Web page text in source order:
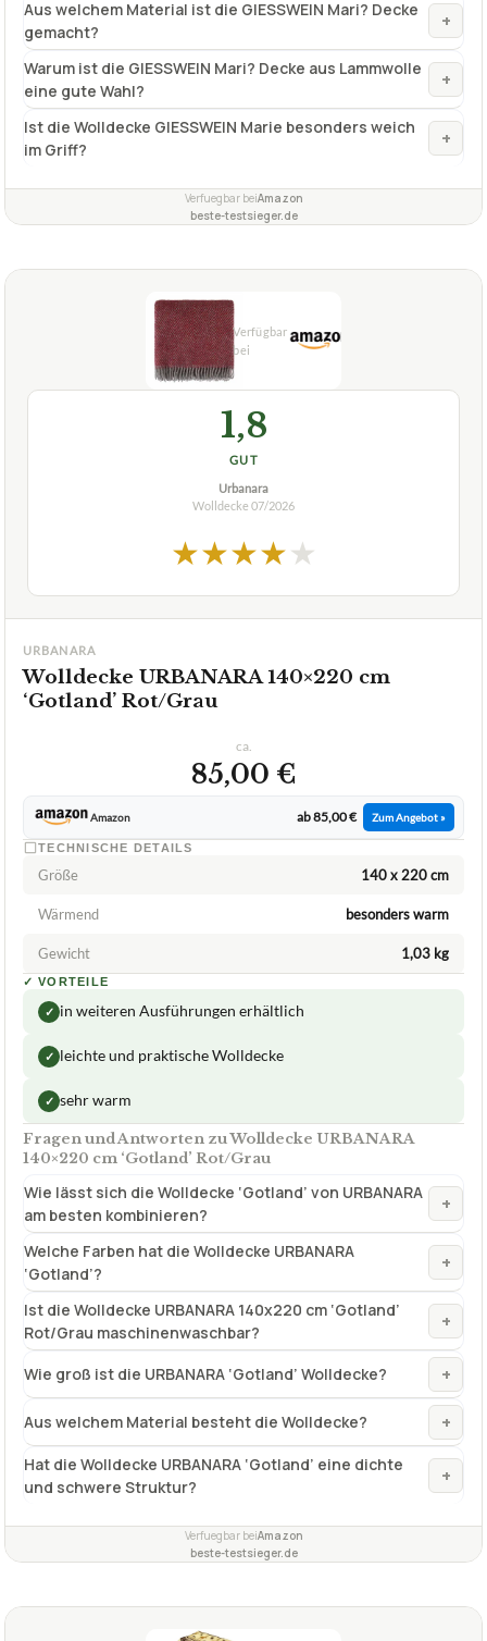
Aus welchem Material ist die GIESSWEIN Mari? Decke
gemacht?
+
Warum ist die GIESSWEIN Mari? Decke aus Lammwolle
eine gute Wahl?
+
Ist die Wolldecke GIESSWEIN Marie besonders weich
im Griff?
+
Verfuegbar beiAmazon
beste-testsieger.de
1,8
GUT
Urbanara
Wolldecke 07/2026
★★★★★
URBANARA
Wolldecke URBANARA 140×220 cm
‘Gotland’ Rot/Grau
ca.
85,00 €
Amazon ab 85,00 € Zum Angebot »
TECHNISCHE DETAILS
Größe 140 x 220 cm
Wärmend besonders warm
Gewicht 1,03 kg
✓ VORTEILE
✓ in weiteren Ausführungen erhältlich
✓ leichte und praktische Wolldecke
✓ sehr warm
Fragen und Antworten zu Wolldecke URBANARA
140×220 cm ‘Gotland’ Rot/Grau
Wie lässt sich die Wolldecke ‘Gotland’ von URBANARA
am besten kombinieren?
+
Welche Farben hat die Wolldecke URBANARA
‘Gotland’?
+
Ist die Wolldecke URBANARA 140x220 cm ‘Gotland’
Rot/Grau maschinenwaschbar?
+
Wie groß ist die URBANARA ‘Gotland’ Wolldecke? +
Aus welchem Material besteht die Wolldecke? +
Hat die Wolldecke URBANARA ‘Gotland’ eine dichte
und schwere Struktur?
+
Verfuegbar beiAmazon
beste-testsieger.de